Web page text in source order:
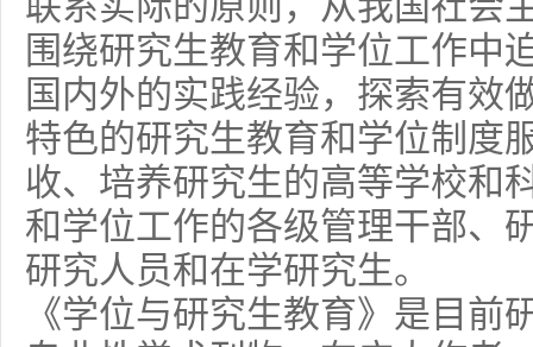
围绕研究生教育和学位工作中
国内外的实践经验，探索有效
特色的研究生教育和学位制度
收、培养研究生的高等学校和
和学位工作的各级管理干部、
研究人员和在学研究生。
《学位与研究生教育》是目前